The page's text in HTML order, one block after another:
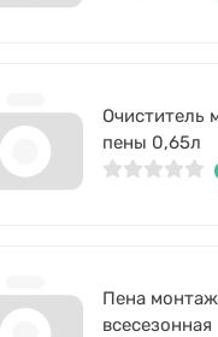
Очиститель
пены 0,65л
Пена
всесезонная